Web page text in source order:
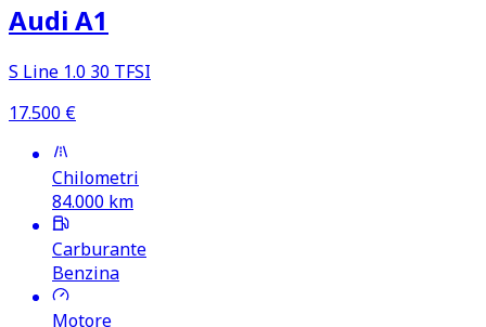
Audi A1
S Line 1.0 30 TFSI
17.500 €
Chilometri
84.000 km
Carburante
Benzina
Motore